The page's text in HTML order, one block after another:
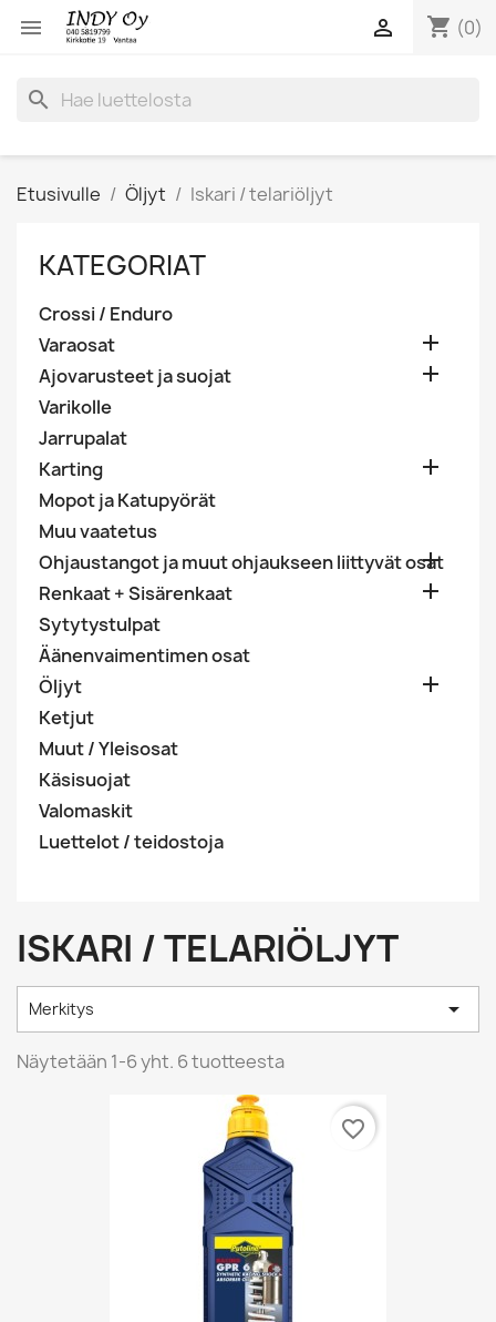
 shopping_cart (0)

search
Etusivulle Öljyt Iskari / telariöljyt
KATEGORIAT
Crossi / Enduro
Varaosat

Ajovarusteet ja suojat 
Varikolle
Jarrupalat
Karting

Mopot ja Katupyörät
Muu vaatetus
Ohjaustangot ja muut ohjaukseen liittyvät osat

Renkaat + Sisärenkaat 
Sytytystulpat
Äänenvaimentimen osat
Öljyt

Ketjut
Muut / Yleisosat
Käsisuojat
Valomaskit
Luettelot / teidostoja
ISKARI / TELARIÖLJYT
Merkitys 
Näytetään 1-6 yht. 6 tuotteesta
favorite_border